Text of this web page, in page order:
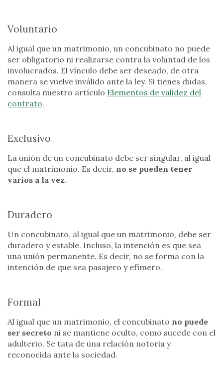
Voluntario
Al igual que un matrimonio, un concubinato no puede
ser obligatorio ni realizarse contra la voluntad de los
involucrados. El vínculo debe ser deseado, de otra
manera se vuelve inválido ante la ley. Si tienes dudas,
consulta nuestro artículo Elementos de validez del
contrato.
Exclusivo
La unión de un concubinato debe ser singular, al igual
que el matrimonio. Es decir, no se pueden tener
varios a la vez.
Duradero
Un concubinato, al igual que un matrimonio, debe ser
duradero y estable. Incluso, la intención es que sea
una unión permanente. Es decir, no se forma con la
intención de que sea pasajero y efímero.
Formal
Al igual que un matrimonio, el concubinato no puede
ser secreto ni se mantiene oculto, como sucede con el
adulterio. Se tata de una relación notoria y
reconocida ante la sociedad.